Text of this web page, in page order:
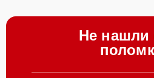
Не нашли